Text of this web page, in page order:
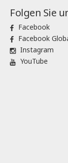
Folgen Sie
Facebook
Facebook
Instagram
YouTube